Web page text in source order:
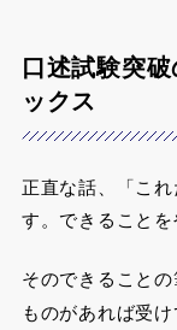
口述試験突
ックス
正直な話、「こ
す。できることを
そのできることの
ものがあれば受